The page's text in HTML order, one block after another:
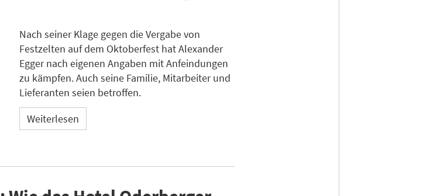
Nach seiner Klage gegen die Vergabe von
Festzelten auf dem Oktoberfest hat Alexander
Egger nach eigenen Angaben mit Anfeindungen
zu kämpfen. Auch seine Familie, Mitarbeiter und
Lieferanten seien betroffen.
Weiterlesen